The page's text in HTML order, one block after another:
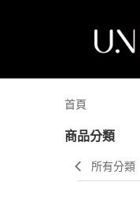
首頁
商品分類
所有分類